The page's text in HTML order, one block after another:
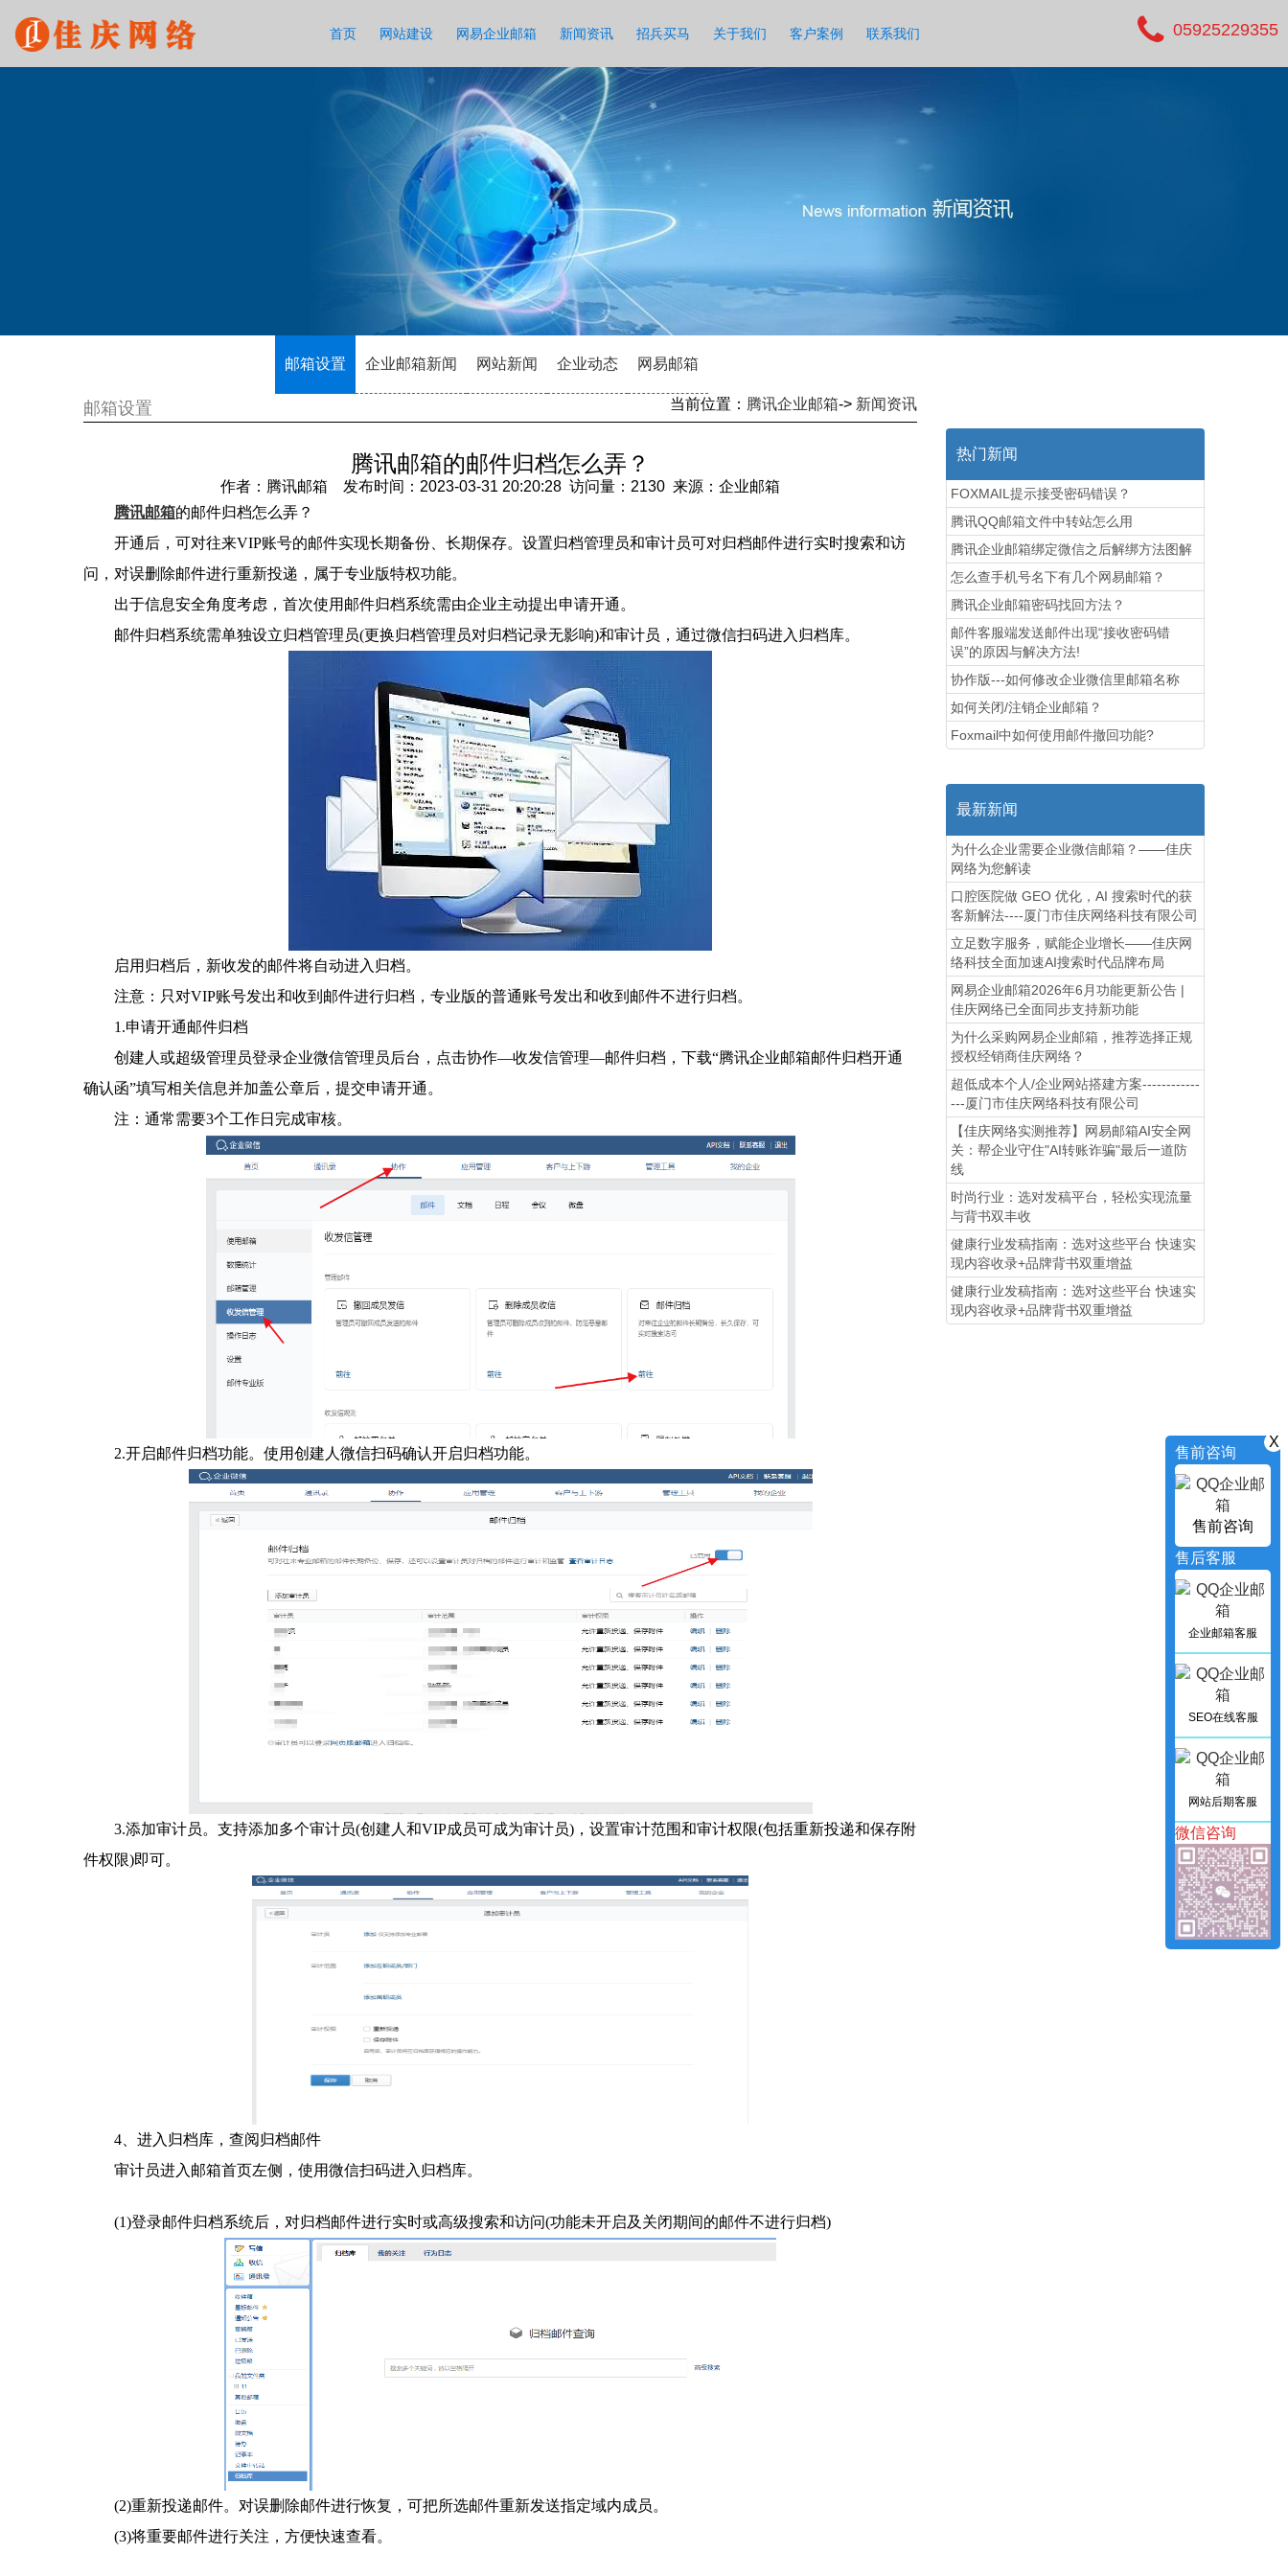
首页 网站建设 网易企业邮箱 新闻资讯 招兵买马 关于我们 客户案例 联系我们 05925229355
邮箱设置 企业邮箱新闻 网站新闻 企业动态 网易邮箱
邮箱设置 当前位置： 腾讯企业邮箱-> 新闻资讯
腾讯邮箱的邮件归档怎么弄？
作者：腾讯邮箱 发布时间：2023-03-31 20:20:28 访问量：2130 来源：企业邮箱
腾讯邮箱的邮件归档怎么弄？
开通后，可对往来VIP账号的邮件实现长期备份、长期保存。设置归档管理员和审计员可对归档邮件进行实时搜索和访
问，对误删除邮件进行重新投递，属于专业版特权功能。
出于信息安全角度考虑，首次使用邮件归档系统需由企业主动提出申请开通。
邮件归档系统需单独设立归档管理员(更换归档管理员对归档记录无影响)和审计员，通过微信扫码进入归档库。
启用归档后，新收发的邮件将自动进入归档。
注意：只对VIP账号发出和收到邮件进行归档，专业版的普通账号发出和收到邮件不进行归档。
1.申请开通邮件归档
创建人或超级管理员登录企业微信管理员后台，点击协作—收发信管理—邮件归档，下载“腾讯企业邮箱邮件归档开通
确认函”填写相关信息并加盖公章后，提交申请开通。
注：通常需要3个工作日完成审核。
2.开启邮件归档功能。使用创建人微信扫码确认开启归档功能。
3.添加审计员。支持添加多个审计员(创建人和VIP成员可成为审计员)，设置审计范围和审计权限(包括重新投递和保存附
件权限)即可。
4、进入归档库，查阅归档邮件
审计员进入邮箱首页左侧，使用微信扫码进入归档库。
(1)登录邮件归档系统后，对归档邮件进行实时或高级搜索和访问(功能未开启及关闭期间的邮件不进行归档)
(2)重新投递邮件。对误删除邮件进行恢复，可把所选邮件重新发送指定域内成员。
(3)将重要邮件进行关注，方便快速查看。
热门新闻
FOXMAIL提示接受密码错误？
腾讯QQ邮箱文件中转站怎么用
腾讯企业邮箱绑定微信之后解绑方法图解
怎么查手机号名下有几个网易邮箱？
腾讯企业邮箱密码找回方法？
邮件客服端发送邮件出现“接收密码错
误”的原因与解决方法!
协作版---如何修改企业微信里邮箱名称
如何关闭/注销企业邮箱？
Foxmail中如何使用邮件撤回功能?
最新新闻
为什么企业需要企业微信邮箱？——佳庆
网络为您解读
口腔医院做 GEO 优化，AI 搜索时代的获
客新解法----厦门市佳庆网络科技有限公司
立足数字服务，赋能企业增长——佳庆网
络科技全面加速AI搜索时代品牌布局
网易企业邮箱2026年6月功能更新公告 |
佳庆网络已全面同步支持新功能
为什么采购网易企业邮箱，推荐选择正规
授权经销商佳庆网络？
超低成本个人/企业网站搭建方案------------
---厦门市佳庆网络科技有限公司
【佳庆网络实测推荐】网易邮箱AI安全网
关：帮企业守住"AI转账诈骗"最后一道防
线
时尚行业：选对发稿平台，轻松实现流量
与背书双丰收
健康行业发稿指南：选对这些平台 快速实
现内容收录+品牌背书双重增益
健康行业发稿指南：选对这些平台 快速实
现内容收录+品牌背书双重增益
X
售前咨询
售前咨询
售后客服
企业邮箱客服
SEO在线客服
网站后期客服
微信咨询